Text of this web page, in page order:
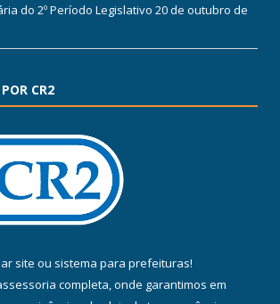
do 2º Período Legislativo 20 de outubro de
CR2
site ou sistema para prefeituras!
completa, onde garantimos em